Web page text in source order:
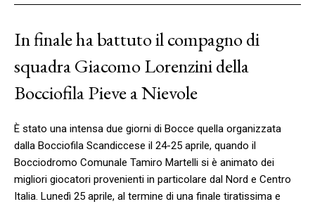
In finale ha battuto il compagno di
squadra Giacomo Lorenzini della
Bocciofila Pieve a Nievole
È stato una intensa due giorni di Bocce quella organizzata
dalla Bocciofila Scandiccese il 24-25 aprile, quando il
Bocciodromo Comunale Tamiro Martelli si è animato dei
migliori giocatori provenienti in particolare dal Nord e Centro
Italia. Lunedì 25 aprile, al termine di una finale tiratissima e